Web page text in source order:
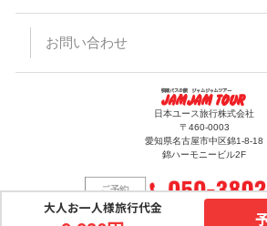
大人お一人様旅行代金
合計が120cm以内で、お一人様1個まで
すのでご注意ください。また、楽器等、
いましても当社では責任を負いかねます
車内にてハンバーガーなど匂いが強い食
バス車内は全席禁煙となっておりますの
場合は乗車をお断りする場合があります
も応じられません。
道路交通法改正により、バス乗車中のシ
お問い合わせ
日本ユース旅行株式会社
〒460-0003
愛知県名古屋市中区錦1-8-18
錦ハーモニービル2F